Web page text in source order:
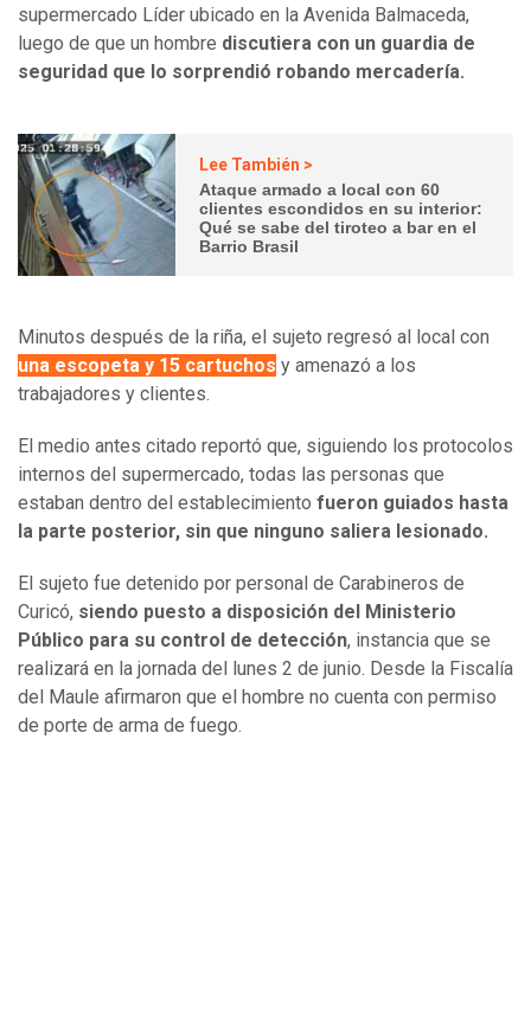
supermercado Líder ubicado en la Avenida Balmaceda,
luego de que un hombre discutiera con un guardia de
seguridad que lo sorprendió robando mercadería.
Lee También >
Ataque armado a local con 60
clientes escondidos en su interior:
Qué se sabe del tiroteo a bar en el
Barrio Brasil
Minutos después de la riña, el sujeto regresó al local con
una escopeta y 15 cartuchos y amenazó a los
trabajadores y clientes.
El medio antes citado reportó que, siguiendo los protocolos
internos del supermercado, todas las personas que
estaban dentro del establecimiento fueron guiados hasta
la parte posterior, sin que ninguno saliera lesionado.
El sujeto fue detenido por personal de Carabineros de
Curicó, siendo puesto a disposición del Ministerio
Público para su control de detección, instancia que se
realizará en la jornada del lunes 2 de junio. Desde la Fiscalía
del Maule afirmaron que el hombre no cuenta con permiso
de porte de arma de fuego.